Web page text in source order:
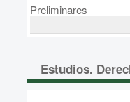
Preliminares
Estudios.